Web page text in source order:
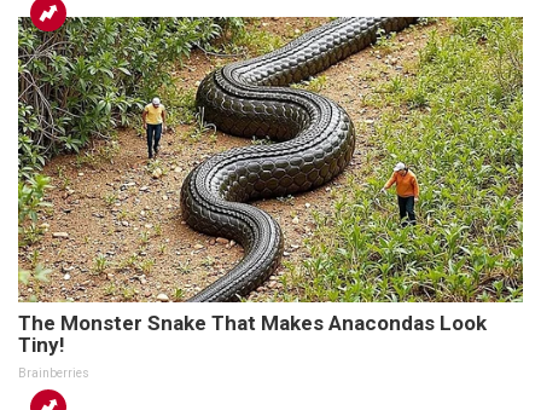
The Monster Snake That Makes Anacondas Look
Tiny!
Brainberries